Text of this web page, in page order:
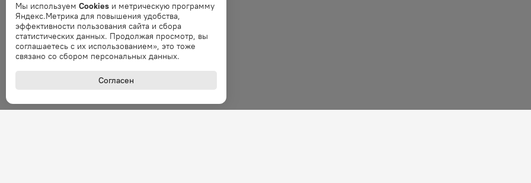
Мы используем Cookies и метрическую программу
Яндекс.Метрика для повышения удобства,
эффективности пользования сайта и сбора
статистических данных. Продолжая просмотр, вы
соглашаетесь с их использованием», это тоже
связано со сбором персональных данных.
Согласен